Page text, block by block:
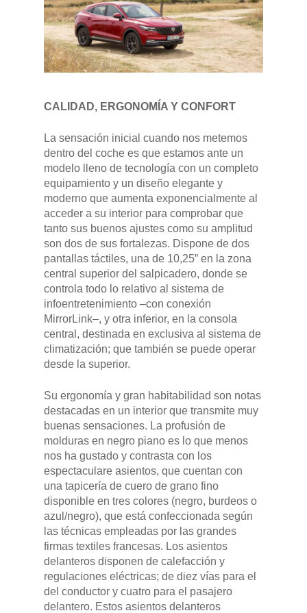
CALIDAD, ERGONOMÍA Y CONFORT
La sensación inicial cuando nos metemos
dentro del coche es que estamos ante un
modelo lleno de tecnología con un completo
equipamiento y un diseño elegante y
moderno que aumenta exponencialmente al
acceder a su interior para comprobar que
tanto sus buenos ajustes como su amplitud
son dos de sus fortalezas. Dispone de dos
pantallas táctiles, una de 10,25” en la zona
central superior del salpicadero, donde se
controla todo lo relativo al sistema de
infoentretenimiento –con conexión
MirrorLink–, y otra inferior, en la consola
central, destinada en exclusiva al sistema de
climatización; que también se puede operar
desde la superior.
Su ergonomía y gran habitabilidad son notas
destacadas en un interior que transmite muy
buenas sensaciones. La profusión de
molduras en negro piano es lo que menos
nos ha gustado y contrasta con los
espectaculare asientos, que cuentan con
una tapicería de cuero de grano fino
disponible en tres colores (negro, burdeos o
azul/negro), que está confeccionada según
las técnicas empleadas por las grandes
firmas textiles francesas. Los asientos
delanteros disponen de calefacción y
regulaciones eléctricas; de diez vías para el
del conductor y cuatro para el pasajero
delantero. Estos asientos delanteros